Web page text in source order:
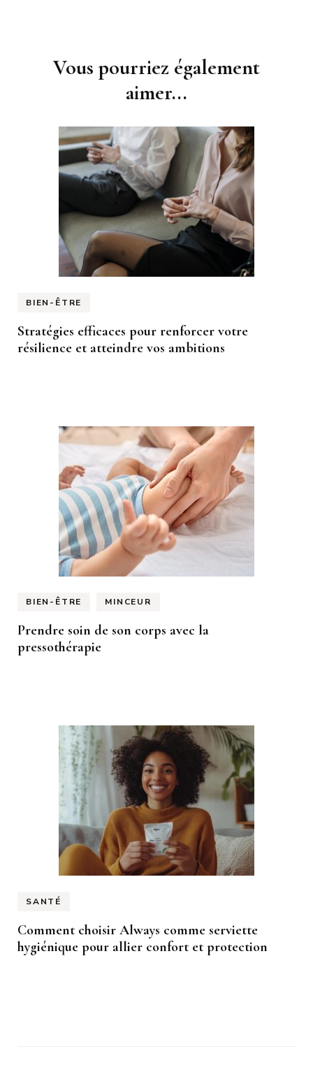
Navigation
Vous pourriez également
aimer...
BIEN-ÊTRE
Stratégies efficaces pour renforcer votre
résilience et atteindre vos ambitions
BIEN-ÊTRE MINCEUR
Prendre soin de son corps avec la
pressothérapie
SANTÉ
Comment choisir Always comme serviette
hygiénique pour allier confort et protection